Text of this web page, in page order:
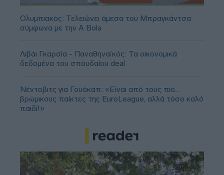
Ολυμπιακός: Τελειώνει άμεσα του Μπραγκάντσα
σύμφωνα με την A Bola
Λιβάι Γκαρσία - Παναθηναϊκός: Τα οικονομικά
δεδομένα του σπουδαίου deal
Νέντοβιτς για Γουόκαπ: «Είναι από τους πιο...
βρώμικους παίκτες της EuroLeague, αλλά τόσο καλό
παιδί!»